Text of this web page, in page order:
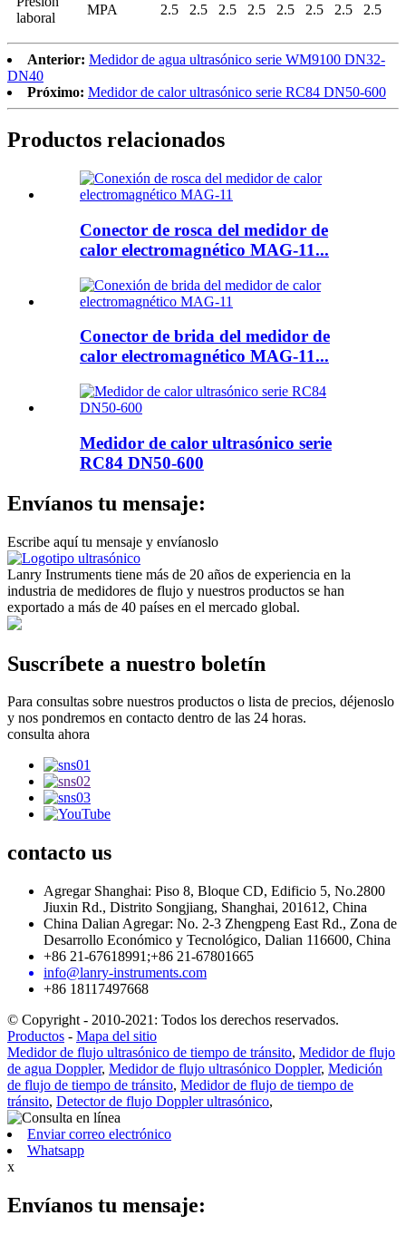
laboral
MPA 2.5 2.5 2.5 2.5 2.5 2.5 2.5 2.5
Anterior: Medidor de agua ultrasónico serie WM9100 DN32-
DN40
Próximo: Medidor de calor ultrasónico serie RC84 DN50-600
Productos relacionados
Conector de rosca del medidor de
calor electromagnético MAG-11...
Conector de brida del medidor de
calor electromagnético MAG-11...
Medidor de calor ultrasónico serie
RC84 DN50-600
Envíanos tu mensaje:
Escribe aquí tu mensaje y envíanoslo
Lanry Instruments tiene más de 20 años de experiencia en la
industria de medidores de flujo y nuestros productos se han
exportado a más de 40 países en el mercado global.
Suscríbete a nuestro boletín
Para consultas sobre nuestros productos o lista de precios, déjenoslo
y nos pondremos en contacto dentro de las 24 horas.
consulta ahora
contacto us
Agregar Shanghai: Piso 8, Bloque CD, Edificio 5, No.2800
Jiuxin Rd., Distrito Songjiang, Shanghai, 201612, China
China Dalian Agregar: No. 2-3 Zhengpeng East Rd., Zona de
Desarrollo Económico y Tecnológico, Dalian 116600, China
+86 21-67618991;+86 21-67801665
info@lanry-instruments.com
+86 18117497668
© Copyright - 2010-2021: Todos los derechos reservados.
Productos - Mapa del sitio
Medidor de flujo ultrasónico de tiempo de tránsito, Medidor de flujo
de agua Doppler, Medidor de flujo ultrasónico Doppler, Medición
de flujo de tiempo de tránsito, Medidor de flujo de tiempo de
tránsito, Detector de flujo Doppler ultrasónico,
Enviar correo electrónico
Whatsapp
x
Envíanos tu mensaje: